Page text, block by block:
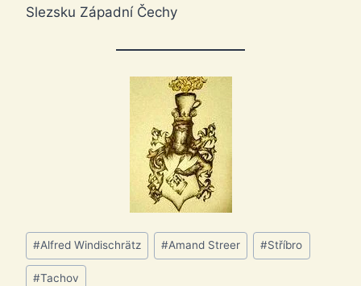
Slezsku Západní Čechy
Štítky
příspěvků:
#Alfred Windischrätz #Amand Streer #Stříbro
#Tachov